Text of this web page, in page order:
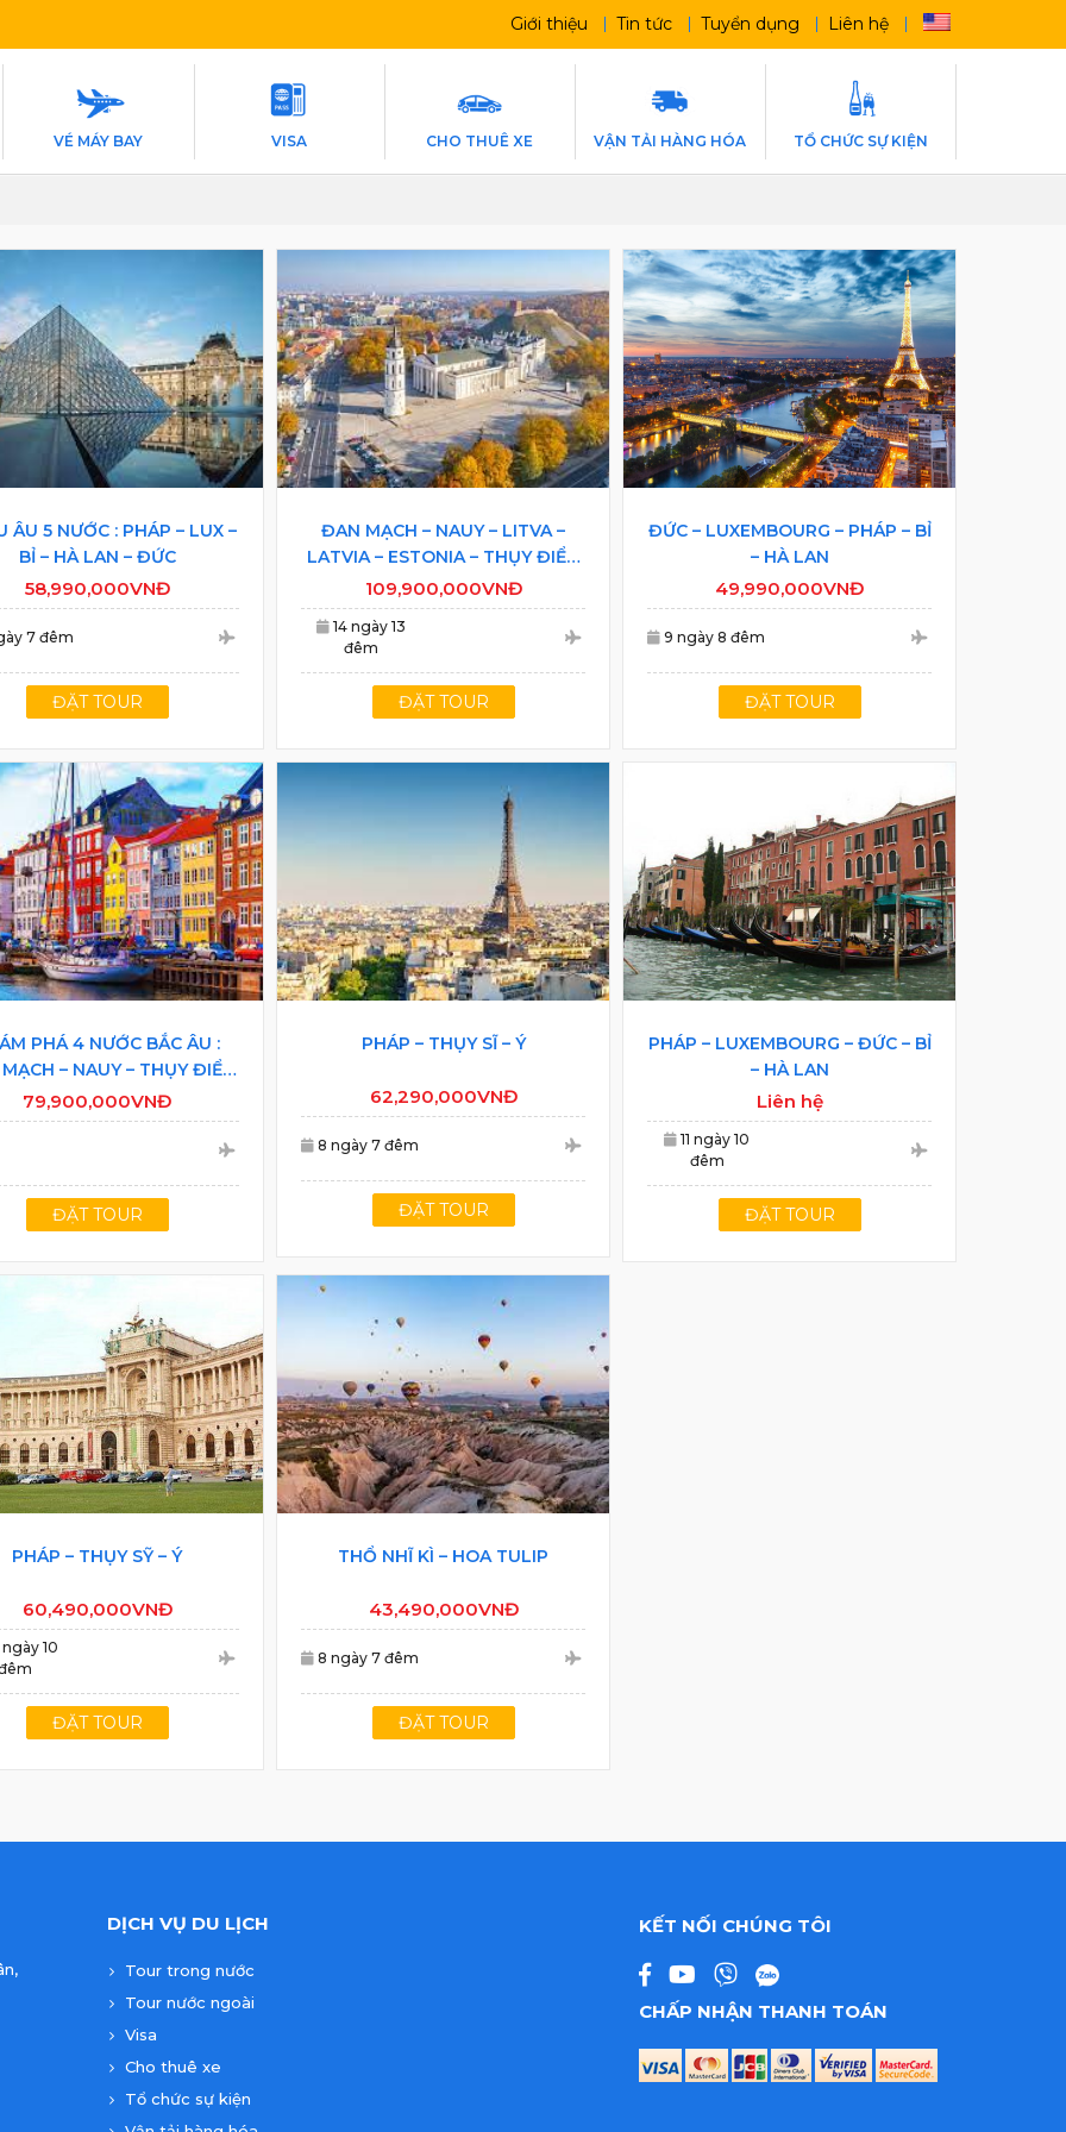
Giới thiệu Tin tức Tuyển dụng Liên hệ
VÉ MÁY BAY VISA CHO THUÊ XE VẬN TẢI HÀNG HÓA TỔ CHỨC SỰ KIỆN
ÂU 5 NƯỚC : PHÁP – LUX –
BỈ – HÀ LAN – ĐỨC
58,990,000VNĐ
7 đêm
ĐẶT TOUR
ĐAN MẠCH – NAUY – LITVA –
LATVIA – ESTONIA – THỤY ĐIỂN
– PHẦN LAN
109,900,000VNĐ
14 ngày 13
đêm
ĐẶT TOUR
ĐỨC – LUXEMBOURG – PHÁP – BỈ
– HÀ LAN
49,990,000VNĐ
9 ngày 8 đêm
ĐẶT TOUR
PHÁ 4 NƯỚC BẮC ÂU :
– NAUY – THỤY ĐIỂN
– PHẦN LAN (QT.TH)
79,900,000VNĐ
ĐẶT TOUR
PHÁP – THỤY SĨ – Ý
62,290,000VNĐ
8 ngày 7 đêm
ĐẶT TOUR
PHÁP – LUXEMBOURG – ĐỨC – BỈ
– HÀ LAN
Liên hệ
11 ngày 10
đêm
ĐẶT TOUR
PHÁP – THỤY SỸ – Ý
60,490,000VNĐ
ngày 10
ĐẶT TOUR
THỔ NHĨ KÌ – HOA TULIP
43,490,000VNĐ
8 ngày 7 đêm
ĐẶT TOUR
DỊCH VỤ DU LỊCH
Tour trong nước
Tour nước ngoài
Visa
Cho thuê xe
Tổ chức sự kiện
KẾT NỐI CHÚNG TÔI
CHẤP NHẬN THANH TOÁN